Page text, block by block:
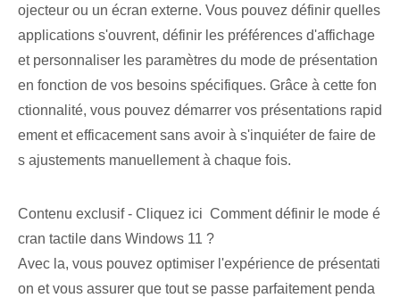
ojecteur ou un écran externe. Vous pouvez définir quelles
applications s'ouvrent, définir les préférences d'affichage
et personnaliser les paramètres du mode de présentation
en fonction de vos besoins spécifiques. Grâce à cette fon
ctionnalité, vous pouvez démarrer vos présentations rapid
ement et ‌efficacement​ sans avoir à ‌s'inquiéter⁢ de faire⁤ de
s ajustements manuellement à chaque fois.
Contenu exclusif - Cliquez ici Comment définir le mode é
cran tactile dans Windows 11 ?
Avec ‌la⁣, vous pouvez optimiser l'expérience de présentati
on et‌ vous assurer que‍ tout se passe parfaitement ⁢penda